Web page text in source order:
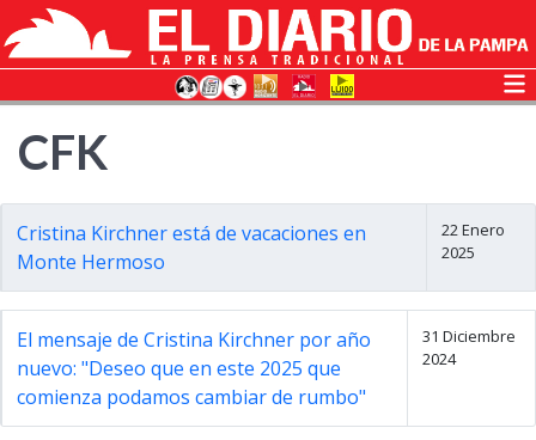
CFK
Cristina Kirchner está de vacaciones en
Monte Hermoso
22 Enero
2025
El mensaje de Cristina Kirchner por año
nuevo: "Deseo que en este 2025 que
comienza podamos cambiar de rumbo"
31 Diciembre
2024